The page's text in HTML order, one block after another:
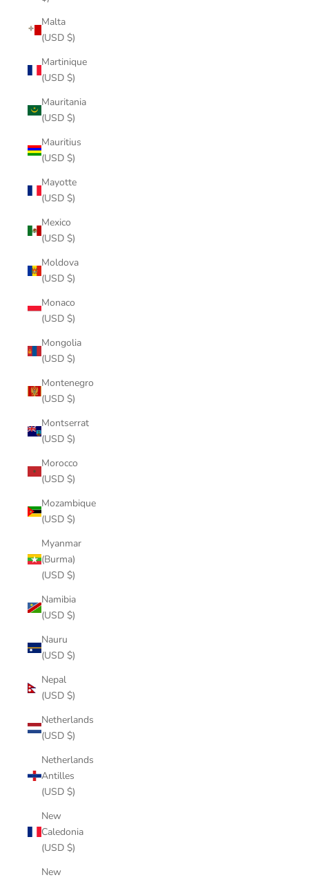
Malta
(USD $)
Martinique
(USD $)
Mauritania
(USD $)
Mauritius
(USD $)
Mayotte
(USD $)
Mexico
(USD $)
Moldova
(USD $)
Monaco
(USD $)
Mongolia
(USD $)
Montenegro
(USD $)
Montserrat
(USD $)
Morocco
(USD $)
Mozambique
(USD $)
Myanmar
(Burma)
(USD $)
Namibia
(USD $)
Nauru
(USD $)
Nepal
(USD $)
Netherlands
(USD $)
Netherlands
Antilles
(USD $)
New
Caledonia
(USD $)
New